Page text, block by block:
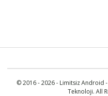
© 2016 - 2026 - Limitsiz Android
Teknoloji. All